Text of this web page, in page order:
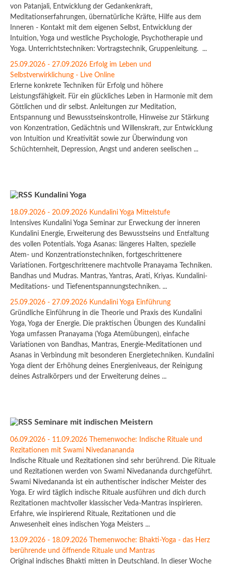
von Patanjali, Entwicklung der Gedankenkraft,
Meditationserfahrungen, übernatürliche Kräfte, Hilfe aus dem
Inneren - Kontakt mit dem eigenen Selbst, Entwicklung der
Intuition, Yoga und westliche Psychologie, Psychotherapie und
Yoga. Unterrichtstechniken: Vortragstechnik, Gruppenleitung. ...
25.09.2026 - 27.09.2026 Erfolg im Leben und
Selbstverwirklichung - Live Online
Erlerne konkrete Techniken für Erfolg und höhere
Leistungsfähigkeit. Für ein glückliches Leben in Harmonie mit dem
Göttlichen und dir selbst. Anleitungen zur Meditation,
Entspannung und Bewusstseinskontrolle, Hinweise zur Stärkung
von Konzentration, Gedächtnis und Willenskraft, zur Entwicklung
von Intuition und Kreativität sowie zur Überwindung von
Schüchternheit, Depression, Angst und anderen seelischen ...
Kundalini Yoga
18.09.2026 - 20.09.2026 Kundalini Yoga Mittelstufe
Intensives Kundalini Yoga Seminar zur Erweckung der inneren
Kundalini Energie, Erweiterung des Bewusstseins und Entfaltung
des vollen Potentials. Yoga Asanas: längeres Halten, spezielle
Atem- und Konzentrationstechniken, fortgeschrittenere
Variationen. Fortgeschrittenere machtvolle Pranayama Techniken.
Bandhas und Mudras. Mantras, Yantras, Arati, Kriyas. Kundalini-
Meditations- und Tiefenentspannungstechniken. ...
25.09.2026 - 27.09.2026 Kundalini Yoga Einführung
Gründliche Einführung in die Theorie und Praxis des Kundalini
Yoga, Yoga der Energie. Die praktischen Übungen des Kundalini
Yoga umfassen Pranayama (Yoga Atemübungen), einfache
Variationen von Bandhas, Mantras, Energie-Meditationen und
Asanas in Verbindung mit besonderen Energietechniken. Kundalini
Yoga dient der Erhöhung deines Energieniveaus, der Reinigung
deines Astralkörpers und der Erweiterung deines ...
Seminare mit indischen Meistern
06.09.2026 - 11.09.2026 Themenwoche: Indische Rituale und
Rezitationen mit Swami Nivedanananda
Indische Rituale und Rezitationen sind sehr berührend. Die Rituale
und Rezitationen werden von Swami Nivedananda durchgeführt.
Swami Nivedananda ist ein authentischer indischer Meister des
Yoga. Er wird täglich indische Rituale ausführen und dich durch
Rezitationen machtvoller klassischer Veda-Mantras inspirieren.
Erfahre, wie inspirierend Rituale, Rezitationen und die
Anwesenheit eines indischen Yoga Meisters ...
13.09.2026 - 18.09.2026 Themenwoche: Bhakti-Yoga - das Herz
berührende und öffnende Rituale und Mantras
Original indisches Bhakti mitten in Deutschland. In dieser Woche